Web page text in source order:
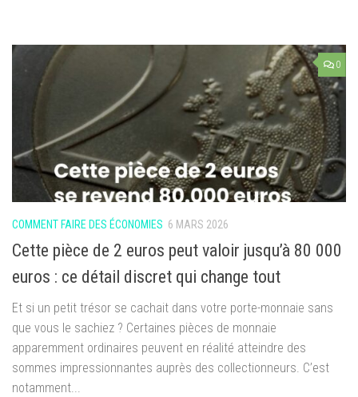
0
COMMENT FAIRE DES ÉCONOMIES 6 MARS 2026
Cette pièce de 2 euros peut valoir jusqu’à 80 000
euros : ce détail discret qui change tout
Et si un petit trésor se cachait dans votre porte-monnaie sans
que vous le sachiez ? Certaines pièces de monnaie
apparemment ordinaires peuvent en réalité atteindre des
sommes impressionnantes auprès des collectionneurs. C’est
notamment...